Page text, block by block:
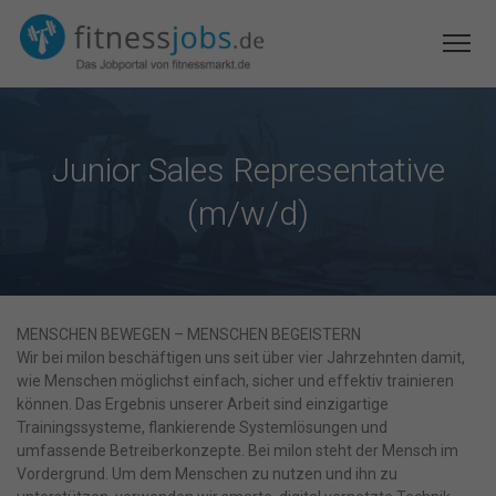
Junior Sales Representative
(m/w/d)
MENSCHEN BEWEGEN – MENSCHEN BEGEISTERN
Wir bei milon beschäftigen uns seit über vier Jahrzehnten damit,
wie Menschen möglichst einfach, sicher und effektiv trainieren
können. Das Ergebnis unserer Arbeit sind einzigartige
Trainingssysteme, flankierende Systemlösungen und
umfassende Betreiberkonzepte. Bei milon steht der Mensch im
Vordergrund. Um dem Menschen zu nutzen und ihn zu